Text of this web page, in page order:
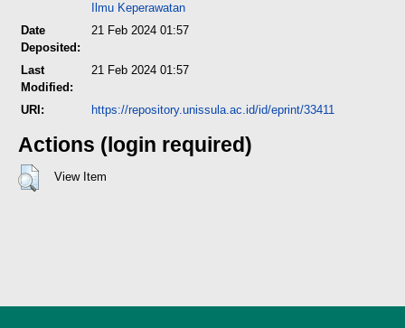
Ilmu Keperawatan
Date
Deposited:
21 Feb 2024 01:57
Last
Modified:
21 Feb 2024 01:57
URI: https://repository.unissula.ac.id/id/eprint/33411
Actions (login required)
View Item